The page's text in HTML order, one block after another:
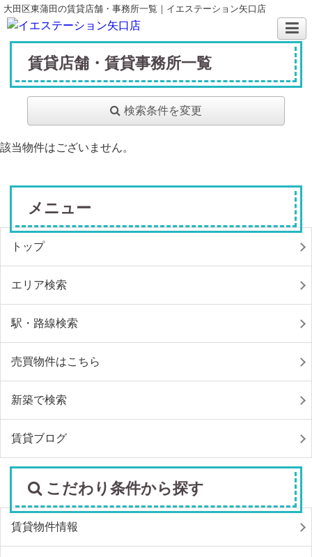
大田区東蒲田の賃貸店舗・事務所一覧｜イエステーション矢口店
賃貸店舗・賃貸事務所一覧
検索条件を変更
該当物件はございません。
メニュー
トップ
エリア検索
駅・路線検索
売買物件はこちら
新築で検索
賃貸ブログ
こだわり条件から探す
賃貸物件情報